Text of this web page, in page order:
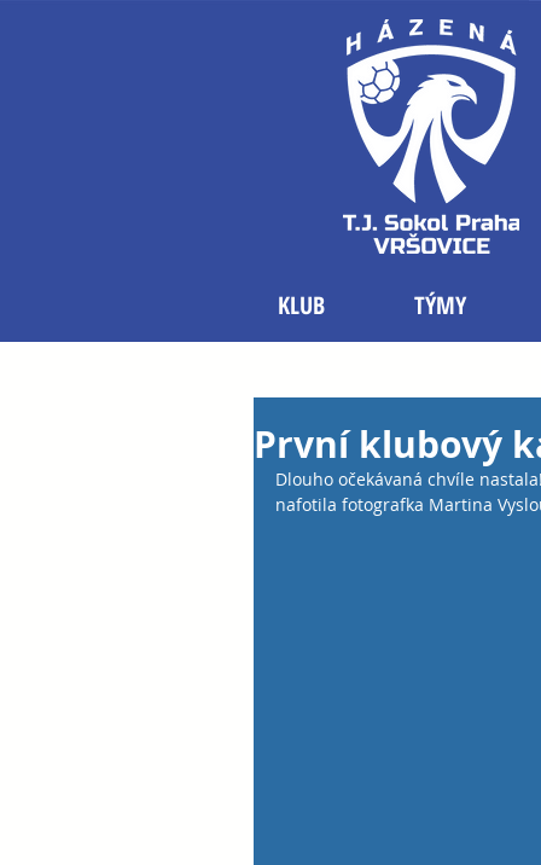
KLUB TÝMY
První klubový
Dlouho očekávaná chvíle
nafotila fotografka Martina